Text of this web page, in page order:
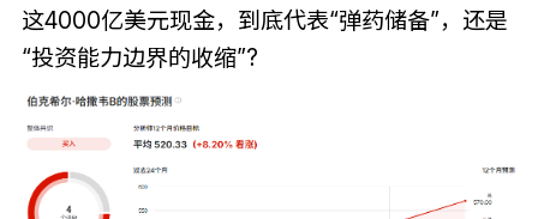
这4000亿美元现金，到底代表“弹药储备”，还是
“投资能力边界的收缩”?